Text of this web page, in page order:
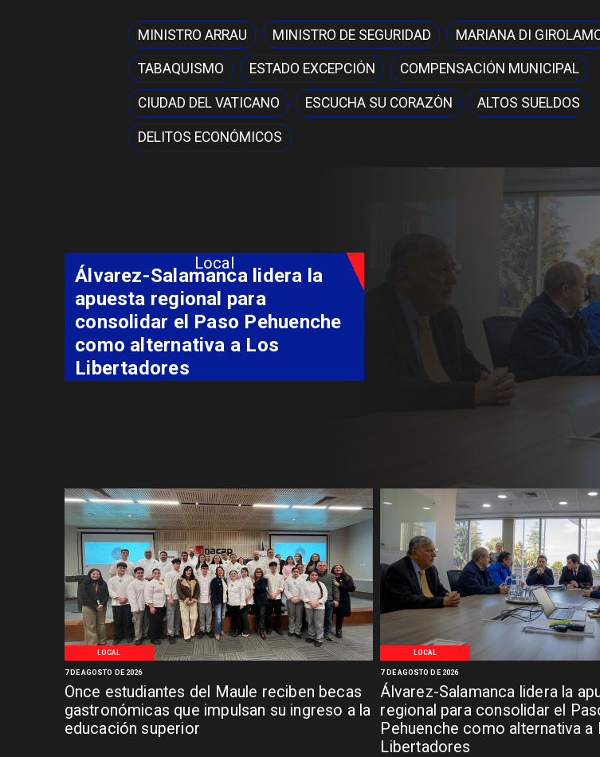
MINISTRO ARRAU MINISTRO DE SEGURIDAD MARIANA DI
TABAQUISMO ESTADO EXCEPCIÓN COMPENSACIÓN MUNICIPAL
CIUDAD DEL VATICANO ESCUCHA SU CORAZÓN ALTOS SUELDOS
DELITOS ECONÓMICOS
LOCAL
Once estudiantes del Maule reciben becas
gastronómicas que impulsan su ingreso a la
educación superior
7 DE AGOSTO DE 2026
LOCAL
Álvarez-Salamanca lidera la
regional para consolidar el
Pehuenche como alternativa a
Libertadores
7 DE AGOSTO DE 2026
Local
Álvarez-Salamanca lidera la
apuesta regional para
consolidar el Paso Pehuenche
como alternativa a Los
Libertadores